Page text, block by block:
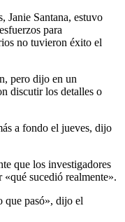
Janie Santana, estuvo
para
no tuvieron éxito el
pero dijo en un
discutir los detalles o
a fondo el jueves, dijo
que los investigadores
sucedió realmente».
que pasó», dijo el